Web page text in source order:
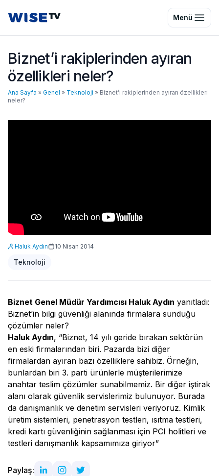
Wise TV Menü
Biznet’i rakiplerinden ayıran
özellikleri neler?
Ana Sayfa » Genel » Teknoloji » Biznet’i rakiplerinden ayıran özellikleri
neler?
Haluk Aydın 10 Nisan 2014
Teknoloji
Biznet Genel Müdür Yardımcısı Haluk Aydın yanıtladı:
Biznet’in bilgi güvenliği alanında firmalara sunduğu
çözümler neler?
Haluk Aydın, “Biznet, 14 yılı geride bırakan sektörün
en eski firmalarından biri. Pazarda bizi diğer
firmalardan ayıran bazı özelliklere sahibiz. Örneğin,
bunlardan biri 3. parti ürünlerle müşterilerimize
anahtar teslim çözümler sunabilmemiz. Bir diğer iştirak
alanı olarak güvenlik servislerimiz bulunuyor. Burada
da danışmanlık ve denetim servisleri veriyoruz. Kimlik
üretim sistemleri, penetrasyon testleri, ısıtma testleri,
kredi kartı güvenliğinin sağlanması için PCI holitleri ve
testleri danışmanlık kapsamımıza giriyor”
Paylaş: